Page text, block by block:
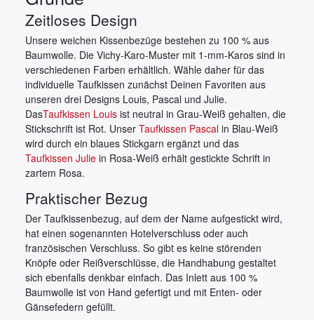
Zeitloses Design
Unsere weichen Kissenbezüge bestehen zu 100 % aus
Baumwolle. Die Vichy-Karo-Muster mit 1-mm-Karos sind in
verschiedenen Farben erhältlich. Wähle daher für das
individuelle Taufkissen zunächst Deinen Favoriten aus
unseren drei Designs Louis, Pascal und Julie.
DasTaufkissen Louis ist neutral in Grau-Weiß gehalten, die
Stickschrift ist Rot. Unser Taufkissen Pascal in Blau-Weiß
wird durch ein blaues Stickgarn ergänzt und das
Taufkissen Julie in Rosa-Weiß erhält gestickte Schrift in
zartem Rosa.
Praktischer Bezug
Der Taufkissenbezug, auf dem der Name aufgestickt wird,
hat einen sogenannten Hotelverschluss oder auch
französischen Verschluss. So gibt es keine störenden
Knöpfe oder Reißverschlüsse, die Handhabung gestaltet
sich ebenfalls denkbar einfach. Das Inlett aus 100 %
Baumwolle ist von Hand gefertigt und mit Enten- oder
Gänsefedern gefüllt.